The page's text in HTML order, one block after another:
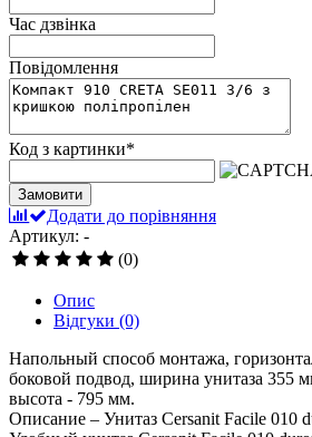
Час дзвінка
Повідомлення
Код з картинки*
Замовити
Додати до порівняння
Артикул: -
(0)
Опис
Відгуки (0)
Напольный способ монтажа,
боковой подвод, ширина унитаза 355
высота - 795 мм.
Описание – Унитаз Cersanit Facile 010